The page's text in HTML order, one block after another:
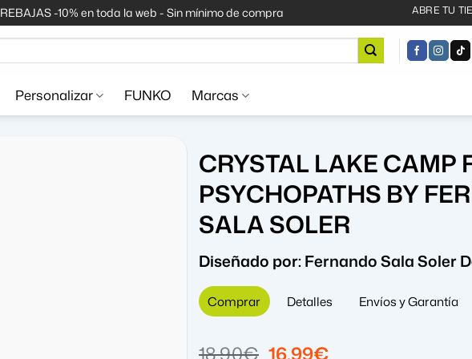
REBAJAS -10% en toda la web - Sin mínimo de compra ABRE TU
Personalizar FUNKO Marcas
CRYSTAL LAKE CAMP
PSYCHOPATHS BY
SALA SOLER
Diseñado por:Fernando Sala Soler
Comprar Detalles Envíos y Garantía
18,90€ El
16,99€El